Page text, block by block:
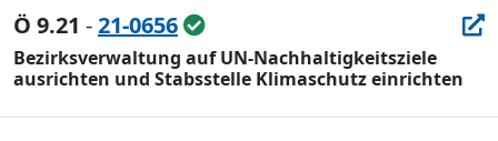
Ö 9.21 -21-0656
Bezirksverwaltung auf UN-Nachhaltigkeitsziele
ausrichten und Stabsstelle Klimaschutz einrichten